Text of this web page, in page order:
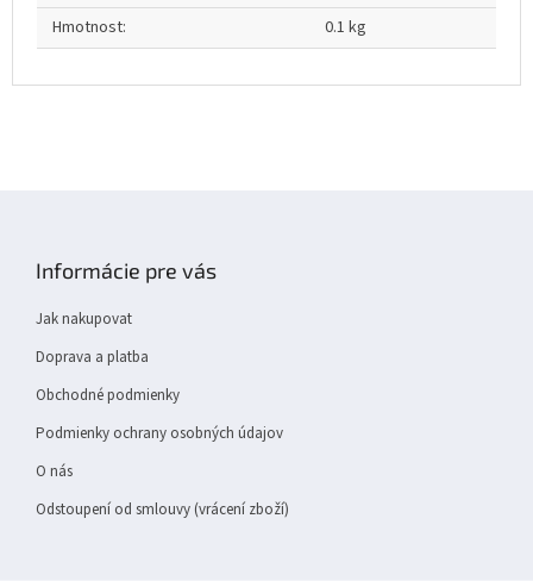
Hmotnost: 0.1 kg
Informácie pre vás
Jak nakupovat
Doprava a platba
Obchodné podmienky
Podmienky ochrany osobných údajov
O nás
Odstoupení od smlouvy (vrácení zboží)